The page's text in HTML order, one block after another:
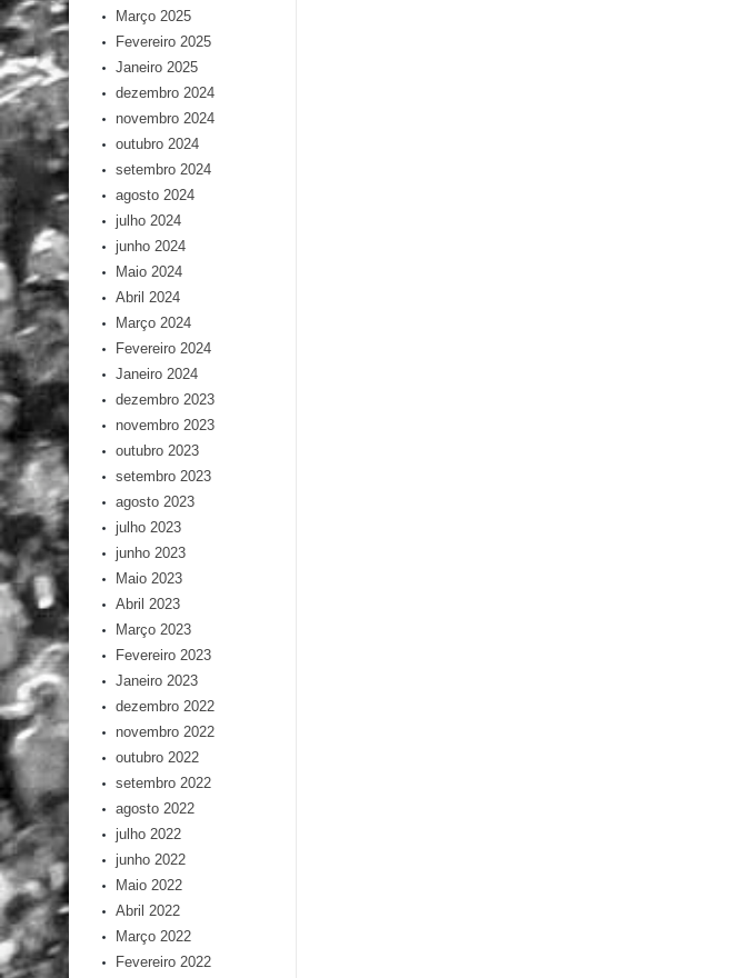
Março 2025
Fevereiro 2025
Janeiro 2025
dezembro 2024
novembro 2024
outubro 2024
setembro 2024
agosto 2024
julho 2024
junho 2024
Maio 2024
Abril 2024
Março 2024
Fevereiro 2024
Janeiro 2024
dezembro 2023
novembro 2023
outubro 2023
setembro 2023
agosto 2023
julho 2023
junho 2023
Maio 2023
Abril 2023
Março 2023
Fevereiro 2023
Janeiro 2023
dezembro 2022
novembro 2022
outubro 2022
setembro 2022
agosto 2022
julho 2022
junho 2022
Maio 2022
Abril 2022
Março 2022
Fevereiro 2022